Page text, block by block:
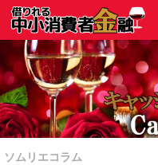
ソムリエコラム